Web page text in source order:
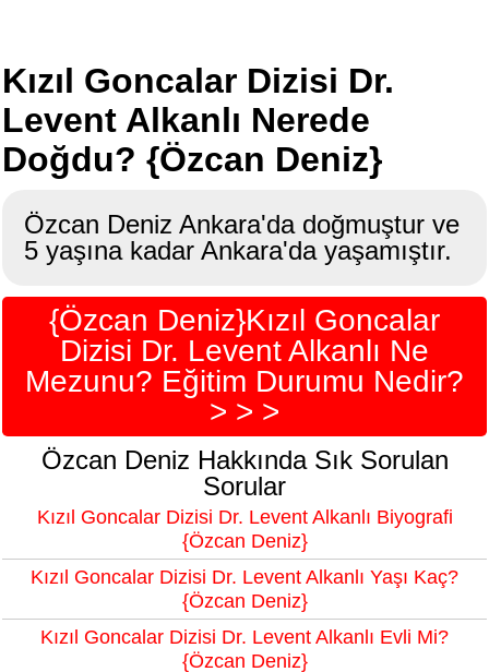
Kızıl Goncalar Dizisi Dr.
Levent Alkanlı Nerede
Doğdu? {Özcan Deniz}
Özcan Deniz Ankara'da doğmuştur ve
5 yaşına kadar Ankara'da yaşamıştır.
{Özcan Deniz}Kızıl Goncalar
Dizisi Dr. Levent Alkanlı Ne
Mezunu? Eğitim Durumu Nedir?
> > >
Özcan Deniz Hakkında Sık Sorulan
Sorular
Kızıl Goncalar Dizisi Dr. Levent Alkanlı Biyografi
{Özcan Deniz}
Kızıl Goncalar Dizisi Dr. Levent Alkanlı Yaşı Kaç?
{Özcan Deniz}
Kızıl Goncalar Dizisi Dr. Levent Alkanlı Evli Mi?
{Özcan Deniz}